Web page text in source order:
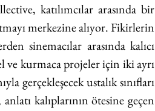
katılımcılar arasında bir
merkezine alıyor. Fikirlerin
sinemacılar arasında kalıcı
ve kurmaca projeler için iki ayrı
gerçekleşecek ustalık sınıfları
kalıplarının ötesine geçen